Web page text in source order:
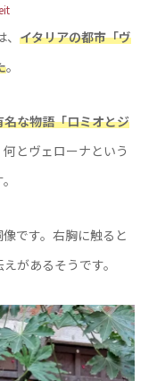
イタリアの都市「ヴ
。
な物語「ロミオとジ
何とヴェローナという
です。右胸に触ると
があるそうです。